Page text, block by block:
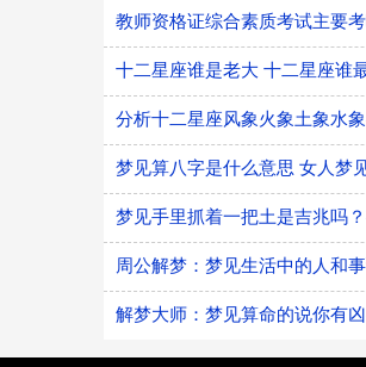
教师资格证综合素质考试主要
十二星座谁是老大 十二星座谁
分析十二星座风象火象土象水
梦见算八字是什么意思 女人梦
梦见手里抓着一把土是吉兆吗
周公解梦：梦见生活中的人和
解梦大师：梦见算命的说你有